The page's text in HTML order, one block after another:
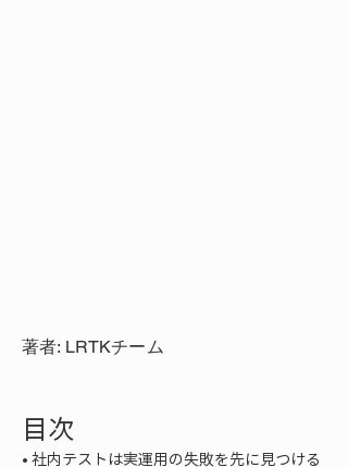
著者: LRTKチーム
目次
• 社内テストは実運用の失敗を先に見つける